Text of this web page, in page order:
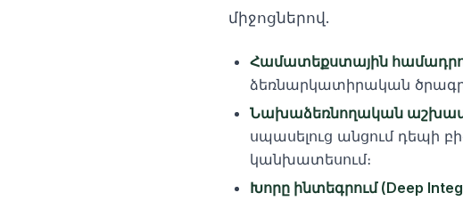
միջոցներով.
Համատեքստային
ձեռնարկատիրական
Նախաձեռնողական
սպասելուց անցում դեպի
կանխատեսում։
Խորը ինտեգրում (Deep